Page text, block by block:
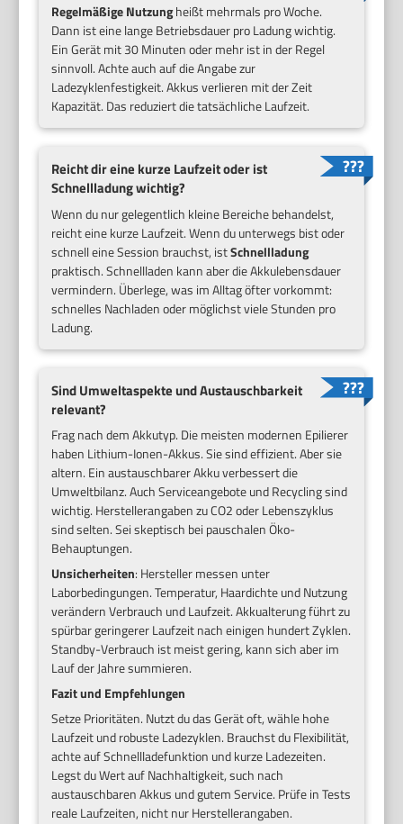
Regelmäßige Nutzungheißt mehrmals pro Woche.
Dann ist eine lange Betriebsdauer pro Ladung wichtig.
Ein Gerät mit 30 Minuten oder mehr ist in der Regel
sinnvoll. Achte auch auf die Angabe zur
Ladezyklenfestigkeit. Akkus verlieren mit der Zeit
Kapazität. Das reduziert die tatsächliche Laufzeit.
Reicht dir eine kurze Laufzeit oder ist
Schnellladung wichtig?
Wenn du nur gelegentlich kleine Bereiche behandelst,
reicht eine kurze Laufzeit. Wenn du unterwegs bist oder
schnell eine Session brauchst, istSchnellladung
praktisch. Schnellladen kann aber die Akkulebensdauer
vermindern. Überlege, was im Alltag öfter vorkommt:
schnelles Nachladen oder möglichst viele Stunden pro
Ladung.
Sind Umweltaspekte und Austauschbarkeit
relevant?
Frag nach dem Akkutyp. Die meisten modernen Epilierer
haben Lithium-Ionen-Akkus. Sie sind effizient. Aber sie
altern. Ein austauschbarer Akku verbessert die
Umweltbilanz. Auch Serviceangebote und Recycling sind
wichtig. Herstellerangaben zu CO2 oder Lebenszyklus
sind selten. Sei skeptisch bei pauschalen Öko-
Behauptungen.
Unsicherheiten: Hersteller messen unter
Laborbedingungen. Temperatur, Haardichte und Nutzung
verändern Verbrauch und Laufzeit. Akkualterung führt zu
spürbar geringerer Laufzeit nach einigen hundert Zyklen.
Standby-Verbrauch ist meist gering, kann sich aber im
Lauf der Jahre summieren.
Fazit und Empfehlungen
Setze Prioritäten. Nutzt du das Gerät oft, wähle hohe
Laufzeit und robuste Ladezyklen. Brauchst du Flexibilität,
achte auf Schnellladefunktion und kurze Ladezeiten.
Legst du Wert auf Nachhaltigkeit, such nach
austauschbaren Akkus und gutem Service. Prüfe in Tests
reale Laufzeiten, nicht nur Herstellerangaben.